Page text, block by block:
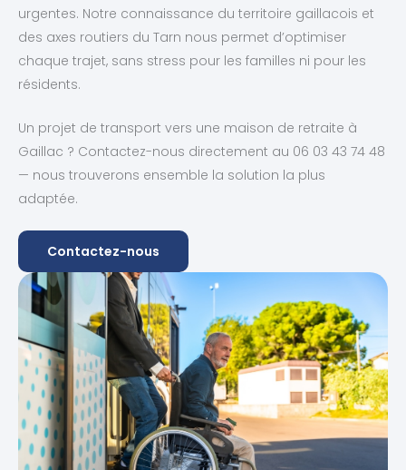
urgentes. Notre connaissance du territoire gaillacois et
des axes routiers du Tarn nous permet d’optimiser
chaque trajet, sans stress pour les familles ni pour les
résidents.
Un projet de transport vers une maison de retraite à
Gaillac ? Contactez-nous directement au 06 03 43 74 48
— nous trouverons ensemble la solution la plus
adaptée.
Contactez-nous